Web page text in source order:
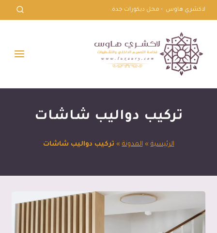
التجاوز
إلى
المحتوى
لاكشري هاوس - محل ديكورات جدة.
تركيب دواليب شاشات
الرئيسية » المدونة » تركيب دواليب شاشات